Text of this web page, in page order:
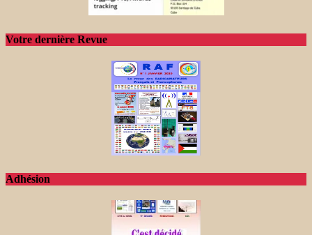
Votre dernière Revue
Adhésion